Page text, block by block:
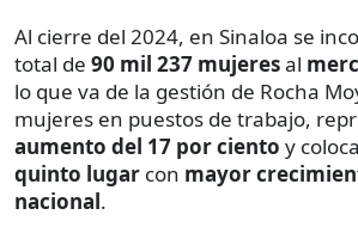
Al cierre del 2024, en Sinaloa se
total de 90 mil 237 mujeresal
lo que va de la gestión de Rocha
mujeres en puestos de trabajo,
aumento del 17 por ciento y
quinto lugar con mayor
nacional.